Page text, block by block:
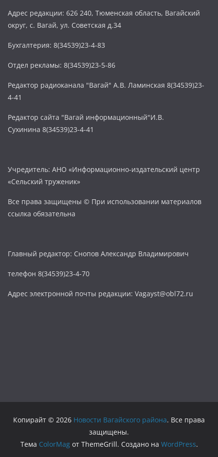
Адрес редакции: 626 240, Тюменская область, Вагайский
округ, с. Вагай, ул. Советская д.34
Бухгалтерия: 8(34539)23-4-83
Отдел рекламы: 8(34539)23-5-86
Редактор радиоканала "Вагай" А.В. Ламинская 8(34539)23-
4-41
Редактор сайта "Вагай информационный"И.В.
Сухинина 8(34539)23-4-41
Учредитель: АНО «Информационно-издательский центр
«Сельский труженик»
Все права защищены © При использовании материалов
ссылка обязательна
Главный редактор: Снопов Александр Владимирович
телефон 8(34539)23-4-70
Адрес электронной почты редакции: Vagayst@obl72.ru
Копирайт © 2026 Новости Вагайского района. Все права
защищены.
Тема ColorMagот ThemeGrill. Создано на WordPress.